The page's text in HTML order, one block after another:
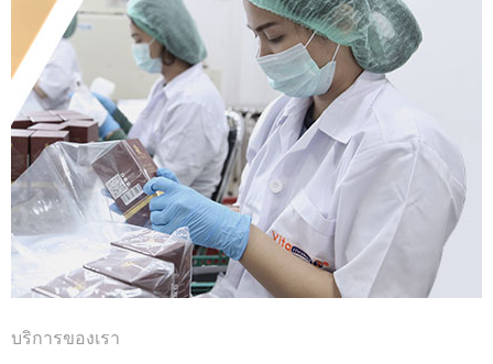
บริการของเรา